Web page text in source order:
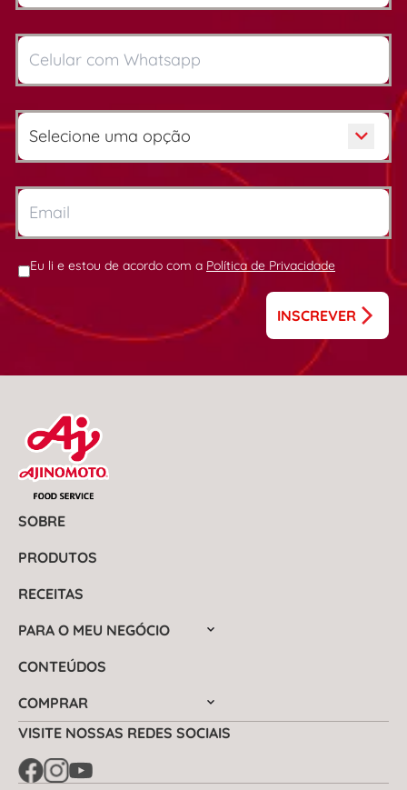
Eu li e estou de acordo com a Política de Privacidade
INSCREVER
SOBRE
PRODUTOS
RECEITAS
PARA O MEU NEGÓCIO
CONTEÚDOS
COMPRAR
VISITE NOSSAS REDES SOCIAIS